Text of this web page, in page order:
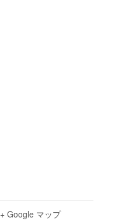
+ Google マップ